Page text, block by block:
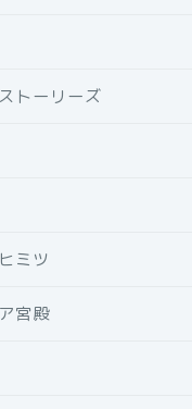
トーリーズ
ミツ
宮殿